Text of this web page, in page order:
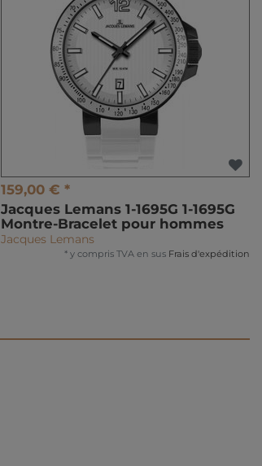
159,00 € *
Jacques Lemans 1-1695G 1-1695G
Montre-Bracelet pour hommes
Jacques Lemans
* y compris TVA en sus Frais d'expédition